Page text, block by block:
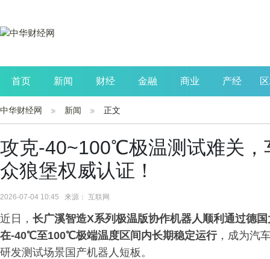
首页 新闻 财经 金融 商业 产经
公司 生活 读书
中华财经网 新闻 正文
攻克-40~100℃极温测试难关，
众狼堡权威认证！
2026-07-04 10:45 来源： 互联网
近日， 长广溪智造X系列极温版协作机器人顺利通过德
在-40℃至100℃极端温度区间内长期稳定运行，成为汽
研发测试场景国产机器人短板。